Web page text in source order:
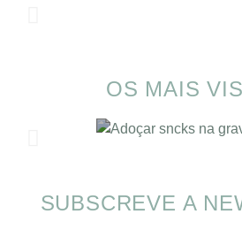
OS MAIS
Alimentação nas férias com
SUBSCREVE A